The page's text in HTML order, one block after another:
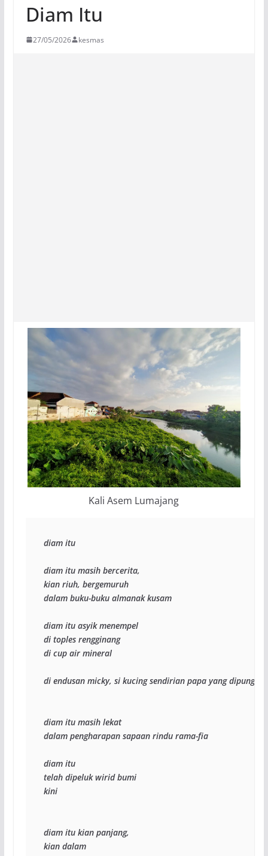
Diam Itu
27/05/2026 kesmas
Kali Asem Lumajang
diam itu
diam itu masih bercerita,
kian riuh, bergemuruh
dalam buku-buku almanak kusam
diam itu asyik menempel
di toples rengginang
di cup air mineral
di endusan micky, si kucing sendirian papa yang
diam itu masih lekat
dalam pengharapan sapaan rindu rama-fia
diam itu
telah dipeluk wirid bumi
kini
diam itu kian panjang,
kian dalam